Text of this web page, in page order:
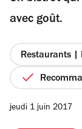
étoiles
avec goût.
Restaurants |
jeudi 1 juin 2017